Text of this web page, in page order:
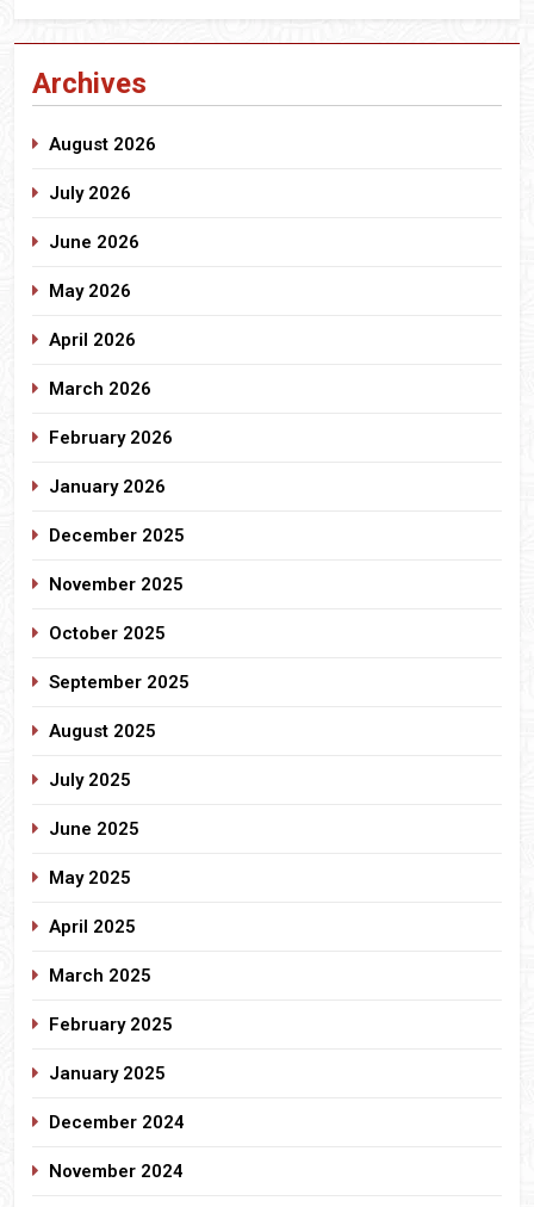
Archives
August 2026
July 2026
June 2026
May 2026
April 2026
March 2026
February 2026
January 2026
December 2025
November 2025
October 2025
September 2025
August 2025
July 2025
June 2025
May 2025
April 2025
March 2025
February 2025
January 2025
December 2024
November 2024